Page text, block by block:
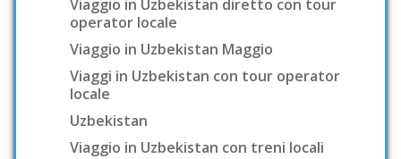
Viaggio in Uzbekistan diretto con tour
operator locale
Viaggio in Uzbekistan Maggio
Viaggi in Uzbekistan con tour operator
locale
Uzbekistan
Viaggio in Uzbekistan con treni locali